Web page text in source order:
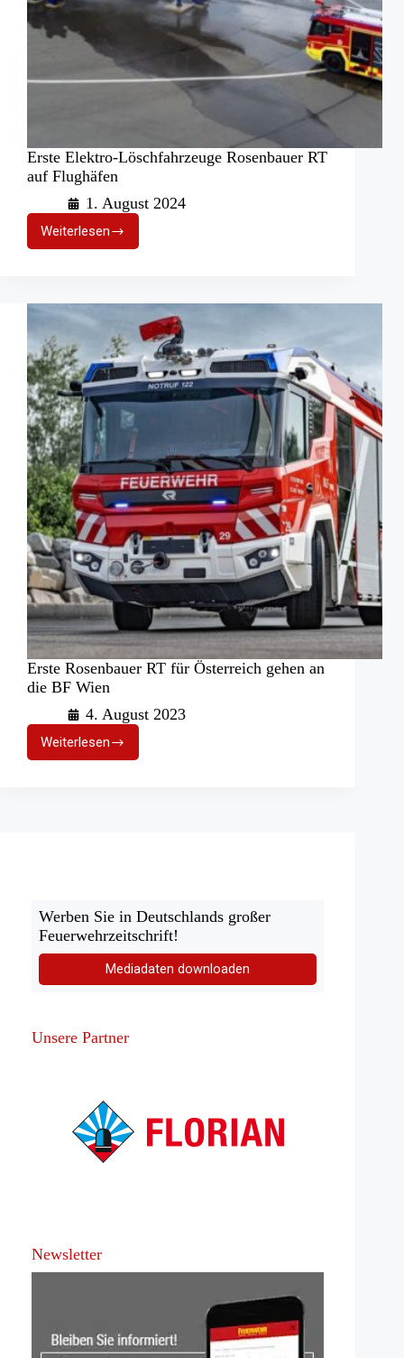
Erste Elektro-Löschfahrzeuge Rosenbauer RT
auf Flughäfen
1. August 2024
Weiterlesen
Erste
Elektro-
RT
auf
Flughäfen
Erste Rosenbauer RT für Österreich gehen an
die BF Wien
4. August 2023
Weiterlesen
Erste
Rosenbauer
Werben Sie in Deutschlands großer
Feuerwehrzeitschrift!
Mediadaten downloaden
Unsere Partner
Newsletter